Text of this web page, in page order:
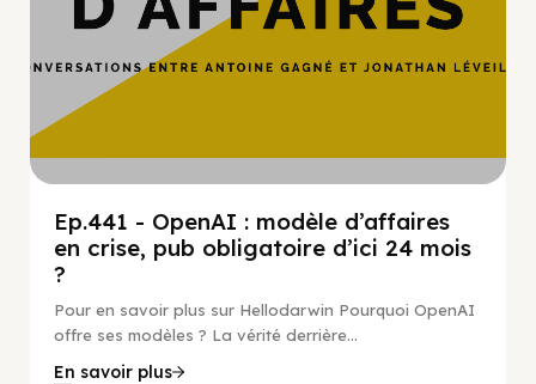
Ep.441 - OpenAI : modèle d’affaires
en crise, pub obligatoire d’ici 24 mois
?
Pour en savoir plus sur Hellodarwin Pourquoi OpenAI
offre ses modèles ? La vérité derrière...
En savoir plus